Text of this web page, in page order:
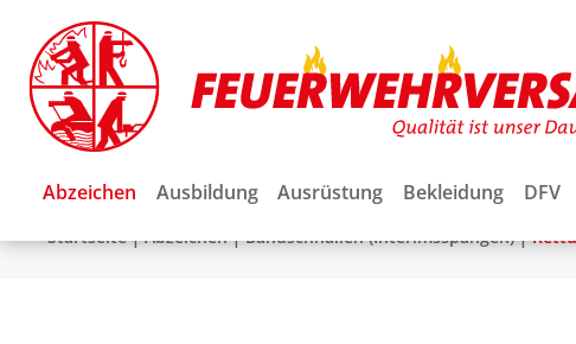
Abzeichen Ausbildung Ausrüstung Bekleidung DFV
Startseite|Abzeichen|Bandschnallen (Interimsspangen)|